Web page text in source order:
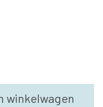
winkelwagen